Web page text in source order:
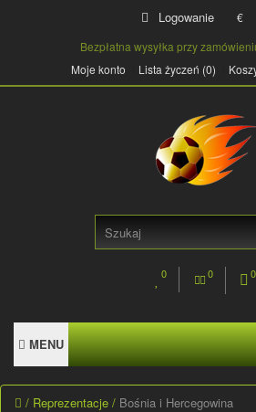
Logowanie
€
Bezpłatna wysyłka przy
Moje konto
Lista życzeń (0)
0 0 0
MENU
Reprezentacje Bośnia i Hercegowina